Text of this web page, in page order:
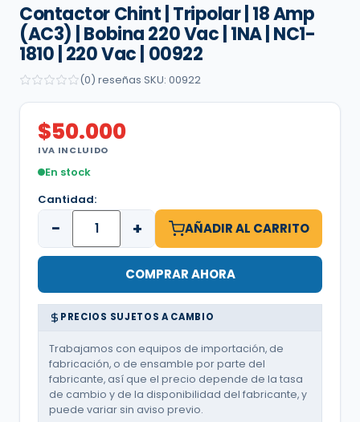
Contactor Chint | Tripolar | 18 Amp
(AC3) | Bobina 220 Vac | 1NA | NC1-
1810 | 220 Vac | 00922
(0) reseñas SKU: 00922
$50.000
IVA INCLUIDO
En stock
Cantidad:
− + AÑADIR AL CARRITO
COMPRAR AHORA
PRECIOS SUJETOS A CAMBIO
Trabajamos con equipos de importación, de
fabricación, o de ensamble por parte del
fabricante, así que el precio depende de la tasa
de cambio y de la disponibilidad del fabricante, y
puede variar sin aviso previo.